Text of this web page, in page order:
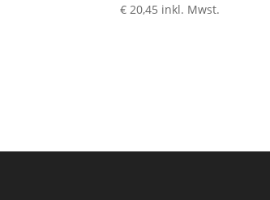
€ 20,45 inkl. Mwst.